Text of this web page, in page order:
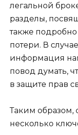
легальной
разделы,
также
потери. В
информация
повод думать,
в защите прав
Таким образом,
несколько